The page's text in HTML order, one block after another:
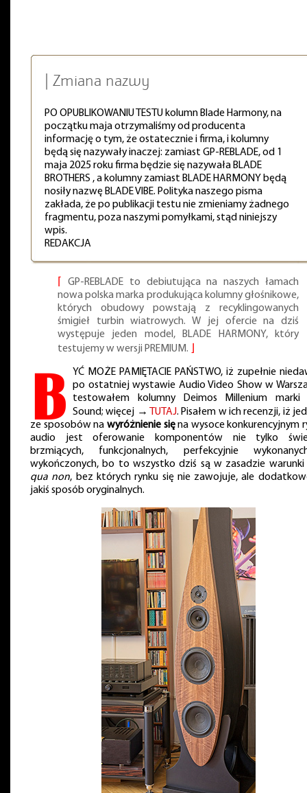
| Zmiana nazwy
PO OPUBLIKOWANIU TESTU kolumn Blade Harmony, na
początku maja otrzymaliśmy od producenta
informację o tym, że ostatecznie i firma, i kolumny
będą się nazywały inaczej: zamiast GP-REBLADE, od 1
maja 2025 roku firma będzie się nazywała BLADE
BROTHERS , a kolumny zamiast BLADE HARMONY będą
nosiły nazwę BLADE VIBE. Polityka naszego pisma
zakłada, że po publikacji testu nie zmieniamy żadnego
fragmentu, poza naszymi pomyłkami, stąd niniejszy
wpis.
REDAKCJA
GP-REBLADE to debiutująca na naszych łamach
nowa polska marka produkująca kolumny głośnikowe,
których obudowy powstają z recyklingowanych
śmigieł turbin wiatrowych. W jej ofercie na dziś
występuje jeden model, BLADE HARMONY, który
testujemy w wersji PREMIUM.
B
YĆ MOŻE PAMIĘTACIE PAŃSTWO, iż zupełnie
po ostatniej wystawie Audio Video Show w
testowałem kolumny Deimos Millenium marki
Sound; więcej →
TUTAJ. Pisałem w ich recenzji, iż
ze sposobów na wyróżnienie sięna wysoce konkurencyjnym
audio jest oferowanie komponentów nie tylko
brzmiących, funkcjonalnych, perfekcyjnie
wykończonych, bo to wszystko dziś są w zasadzie warunki
qua non, bez których rynku się nie zawojuje, ale
jakiś sposób oryginalnych.